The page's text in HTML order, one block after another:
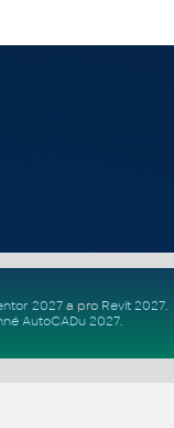
2027a pro Revit 2027.
AutoCADu 2027.